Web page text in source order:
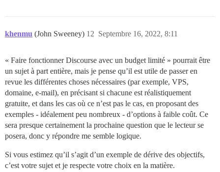
khenmu (John Sweeney) Septembre 16, 2022, 8:11
12
« Faire fonctionner Discourse avec un budget limité » pourrait être
un sujet à part entière, mais je pense qu’il est utile de passer en
revue les différentes choses nécessaires (par exemple, VPS,
domaine, e-mail), en précisant si chacune est réalistiquement
gratuite, et dans les cas où ce n’est pas le cas, en proposant des
exemples - idéalement peu nombreux - d’options à faible coût. Ce
sera presque certainement la prochaine question que le lecteur se
posera, donc y répondre me semble logique.
Si vous estimez qu’il s’agit d’un exemple de dérive des objectifs,
c’est votre sujet et je respecte votre choix en la matière.